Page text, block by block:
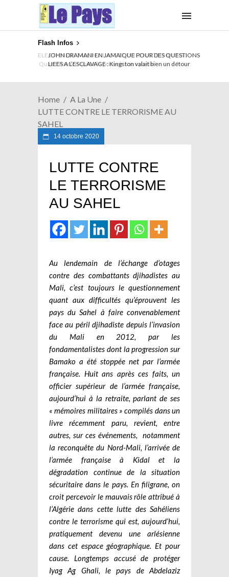
Flash Infos
ELECTION DE TALON A LA TETE DU SENAT BENINOIS :
Quand Patrice quitte le pouvoir sans partir !
Home
A La Une
LUTTE CONTRE LE TERRORISME AU
SAHEL
14 octobre 2020
LUTTE CONTRE
LE TERRORISME
AU SAHEL
Au lendemain de l’échange d’otages
contre des combattants djihadistes au
Mali, c’est toujours le questionnement
quant aux difficultés qu’éprouvent les
pays du Sahel à faire convenablement
face au péril djihadiste depuis l’invasion
du Mali en 2012, par les
fondamentalistes dont la progression sur
Bamako a été stoppée net par l’armée
française. Huit ans après ces faits, un
officier supérieur de l’armée française,
aujourd’hui à la retraite, parlant de ses
« mémoires militaires » compilés dans un
livre récemment paru, revient, entre
autres, sur ces événements, notamment
la reconquête du Nord-Mali, l’arrivée de
l’armée française à Kidal et la
dégradation continue de la situation
sécuritaire dans le pays. En filigrane, on
croit percevoir le mauvais rôle attribué à
l’Algérie dans cette lutte des Sahéliens
contre le terrorisme qui est, aujourd’hui,
pratiquement devenu une arlésienne
dans cet espace géographique. Et pour
cause. Longtemps accusé de protéger
Iyag Ag Ghali, le pays de Abdelaziz